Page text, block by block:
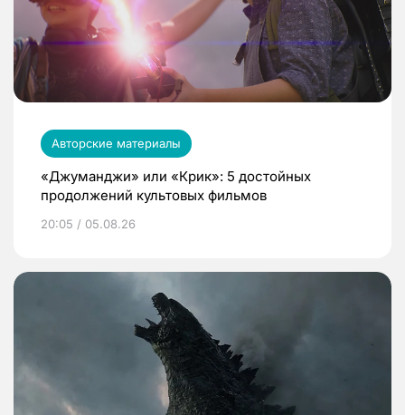
Авторские материалы
«Джуманджи» или «Крик»: 5 достойных
продолжений культовых фильмов
20:05 / 05.08.26